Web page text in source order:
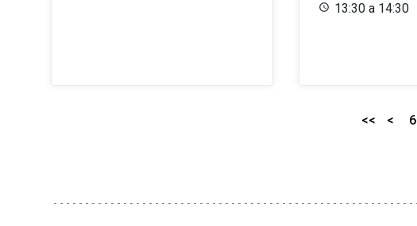
13:30 a 14:30
<< < 6